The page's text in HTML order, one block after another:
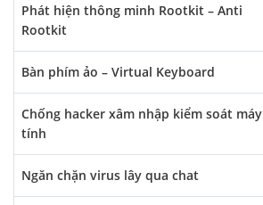
Phát hiện thông minh Rootkit – Anti
Rootkit
Bàn phím ảo – Virtual Keyboard
Chống hacker xâm nhập kiểm soát máy
tính
Ngăn chặn virus lây qua chat